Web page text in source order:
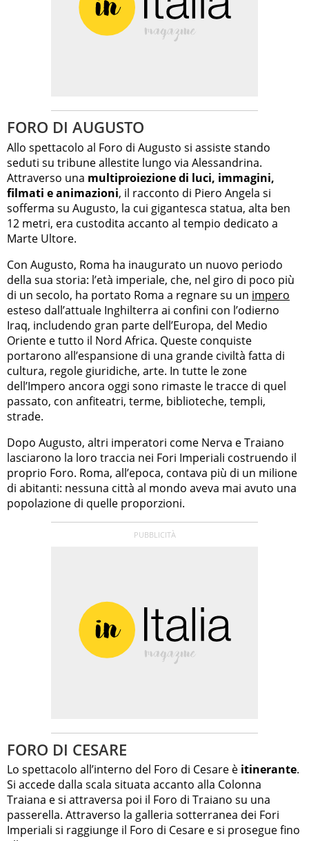
FORO DI AUGUSTO
Allo spettacolo al Foro di Augusto si assiste stando
seduti su tribune allestite lungo via Alessandrina.
Attraverso una multiproiezione di luci, immagini,
filmati e animazioni, il racconto di Piero Angela si
sofferma su Augusto, la cui gigantesca statua, alta ben
12 metri, era custodita accanto al tempio dedicato a
Marte Ultore.
Con Augusto, Roma ha inaugurato un nuovo periodo
della sua storia: l’età imperiale, che, nel giro di poco più
di un secolo, ha portato Roma a regnare su un impero
esteso dall’attuale Inghilterra ai confini con l’odierno
Iraq, includendo gran parte dell’Europa, del Medio
Oriente e tutto il Nord Africa. Queste conquiste
portarono all’espansione di una grande civiltà fatta di
cultura, regole giuridiche, arte. In tutte le zone
dell’Impero ancora oggi sono rimaste le tracce di quel
passato, con anfiteatri, terme, biblioteche, templi,
strade.
Dopo Augusto, altri imperatori come Nerva e Traiano
lasciarono la loro traccia nei Fori Imperiali costruendo il
proprio Foro. Roma, all’epoca, contava più di un milione
di abitanti: nessuna città al mondo aveva mai avuto una
popolazione di quelle proporzioni.
FORO DI CESARE
Lo spettacolo all’interno del Foro di Cesare è itinerante.
Si accede dalla scala situata accanto alla Colonna
Traiana e si attraversa poi il Foro di Traiano su una
passerella. Attraverso la galleria sotterranea dei Fori
Imperiali si raggiunge il Foro di Cesare e si prosegue fino